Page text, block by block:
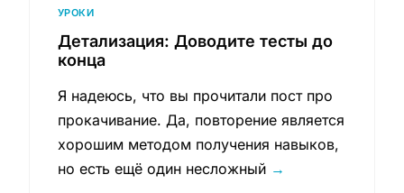
УРОКИ
Детализация: Доводите тесты до
конца
Я надеюсь, что вы прочитали пост про
прокачивание. Да, повторение является
хорошим методом получения навыков,
но есть ещё один несложный →